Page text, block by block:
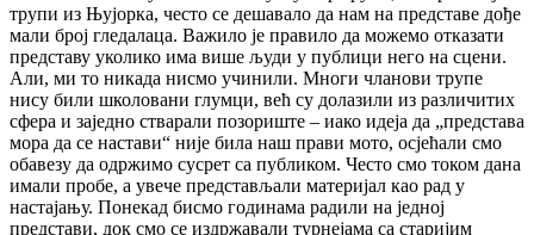
трупи из Њујорка, често се дешавало да нам на представе дође
мали број гледалаца. Важило је правило да можемо отказати
представу уколико има више људи у публици него на сцени.
Али, ми то никада нисмо учинили. Многи чланови трупе
нису били школовани глумци, већ су долазили из различитих
сфера и заједно стварали позориште – иако идеја да „представа
мора да се настави“ није била наш прави мото, осјећали смо
обавезу да одржимо сусрет са публиком. Често смо током дана
имали пробе, а увече представљали материјал као рад у
настајању. Понекад бисмо годинама радили на једној
представи, док смо се издржавали турнејама са старијим